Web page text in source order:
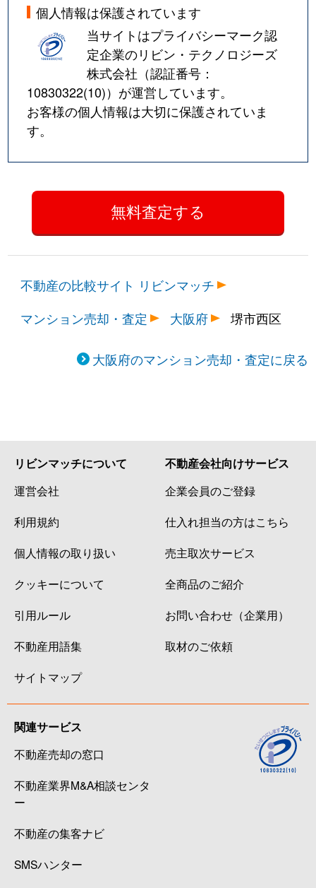
個人情報は保護されています
当サイトはプライバシーマーク認
定企業のリビン・テクノロジーズ
株式会社（認証番号：
10830322(10)）が運営しています。
お客様の個人情報は大切に保護されていま
す。
不動産の比較サイト リビンマッチ
マンション売却・査定
大阪府 堺市西区
大阪府のマンション売却・査定に戻る
リビンマッチについて
運営会社
利用規約
個人情報の取り扱い
クッキーについて
引用ルール
不動産用語集
サイトマップ
不動産会社向けサービス
企業会員のご登録
仕入れ担当の方はこちら
売主取次サービス
全商品のご紹介
お問い合わせ（企業用）
取材のご依頼
関連サービス
不動産売却の窓口
不動産業界M&A相談センタ
ー
不動産の集客ナビ
SMSハンター